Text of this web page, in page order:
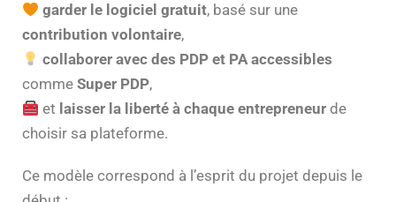
garder le logiciel gratuit, basé sur une
contribution volontaire,
collaborer avec des PDP et PA accessibles
comme Super PDP,
et laisser la liberté à chaque entrepreneur de
choisir sa plateforme.
Ce modèle correspond à l’esprit du projet depuis le